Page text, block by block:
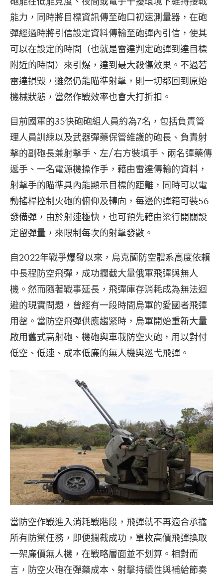
能力，同時將目標資訊傳至砲口初速測量器，在砲
彈經過時將引信設定資料傳輸至砲彈內引信，使其
可以在設定的時間（也就是雷達判定砲彈到達目標
附近的時間）來引爆，達到最大殺傷效果。不過若
雷達損毀，雖然仍能瞄準射擊，則一切都回到原始
機械狀態，當然作戰效率也會大打折扣。
目前國軍的35快砲砲組人員約為7名，包括負責管
理人員訓練以及武器彈藥保管維護的砲長、負責射
擊的副砲長兼射擊手、左/右方裝填手、兩名彈藥傳
遞手、一名電源機操作手，藉由雷達傳輸的資料，
射擊手的瞄準具內能顯示目標的距離，同時可以電
動搖桿控制火砲的俯仰及轉向，每邊的彈箱可裝56
發備彈，由於射速極快，也可預先藉由梁行開關設
定留彈量，來限制每次的射擊發數。
自2022年戰爭爆發以來，烏克蘭防空體系高度依賴
中長程防空飛彈，成功攔截大量俄軍飛彈與無人
機。然而隨著戰事延長，飛彈庫存消耗成為無法迴
避的現實問題，曾經有一段時間烏軍的愛國者飛彈
用罄。當防空飛彈供應趨緊時，烏軍開始重新大量
啟用舊式高射砲、機砲與車載防空火砲，用以對付
低空、低速、成本低廉的無人機與巡弋飛彈。
當防空作戰進入消耗戰階段，飛彈就不再適合承擔
所有防禦任務，即便攔截成功，單枚高價飛彈換取
一架廉價無人機，在戰略層面並不划算。相對而
言，防空火砲在彈藥成本、射擊持續性與補給節奏